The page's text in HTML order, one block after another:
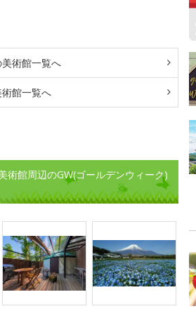
術館一覧へ
館一覧へ
術館周辺のGW(ゴールデンウィーク)